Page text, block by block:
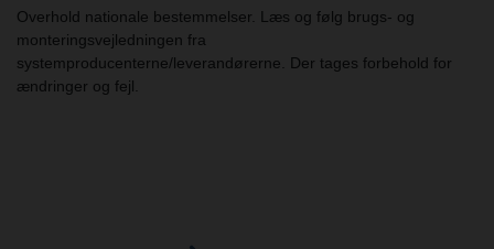
Overhold nationale bestemmelser. Læs og følg brugs- og
monteringsvejledningen fra
systemproducenterne/leverandørerne. Der tages forbehold for
ændringer og fejl.